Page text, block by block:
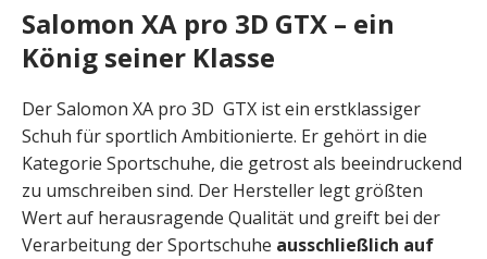
Salomon XA pro 3D GTX – ein
König seiner Klasse
Der Salomon XA pro 3D GTX ist ein erstklassiger
Schuh für sportlich Ambitionierte. Er gehört in die
Kategorie Sportschuhe, die getrost als beeindruckend
zu umschreiben sind. Der Hersteller legt größten
Wert auf herausragende Qualität und greift bei der
Verarbeitung der Sportschuhe ausschließlich auf